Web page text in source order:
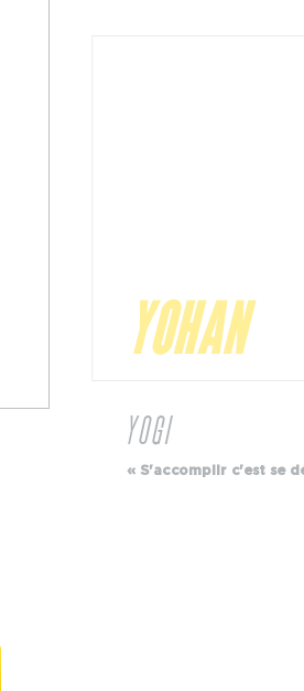
YOHAN
YOGI
« S'accomplir c'est se